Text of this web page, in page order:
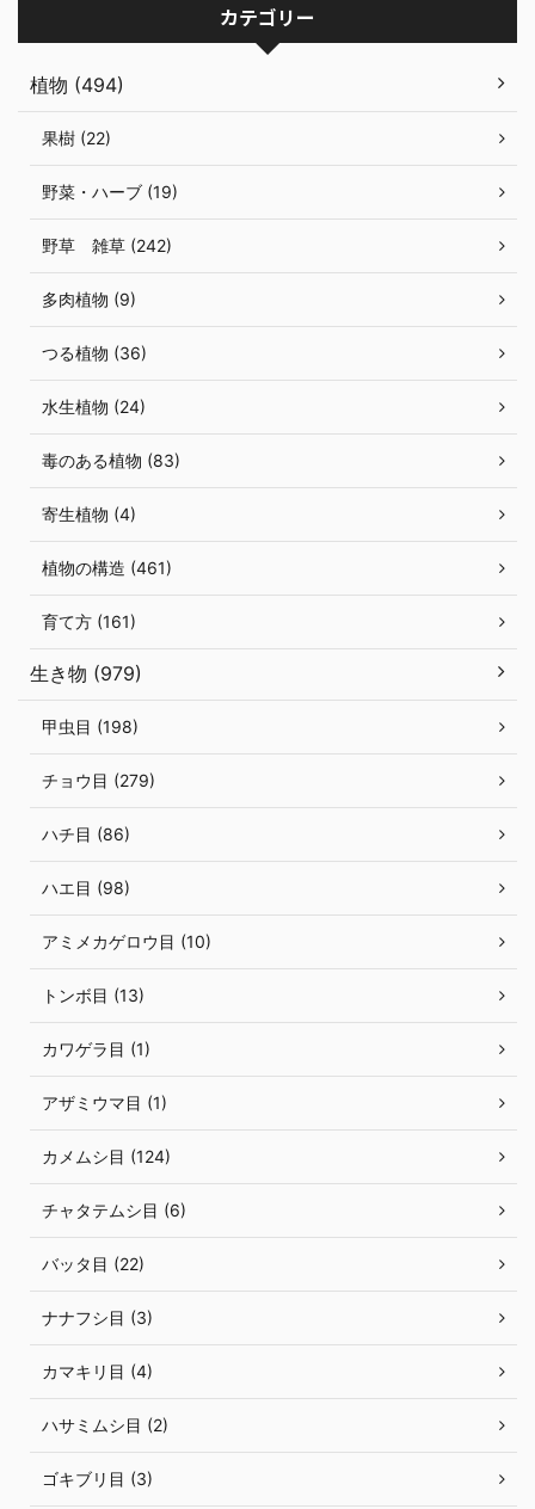
カテゴリー
植物 (494)
果樹 (22)
野菜・ハーブ (19)
野草 雑草 (242)
多肉植物 (9)
つる植物 (36)
水生植物 (24)
毒のある植物 (83)
寄生植物 (4)
植物の構造 (461)
育て方 (161)
生き物 (979)
甲虫目 (198)
チョウ目 (279)
ハチ目 (86)
ハエ目 (98)
アミメカゲロウ目 (10)
トンボ目 (13)
カワゲラ目 (1)
アザミウマ目 (1)
カメムシ目 (124)
チャタテムシ目 (6)
バッタ目 (22)
ナナフシ目 (3)
カマキリ目 (4)
ハサミムシ目 (2)
ゴキブリ目 (3)